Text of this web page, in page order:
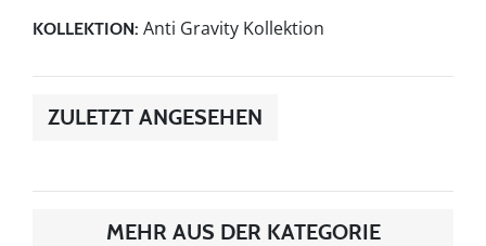
KOLLEKTION: Anti Gravity Kollektion
ZULETZT ANGESEHEN
MEHR AUS DER KATEGORIE